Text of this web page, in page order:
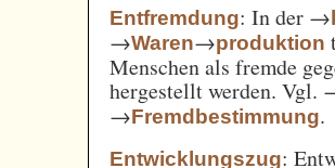
Entfremdung: In der →
→Waren→produktion
Menschen als fremde
hergestellt werden. Vgl.
→Fremdbestimmung.
Entwicklungszug: